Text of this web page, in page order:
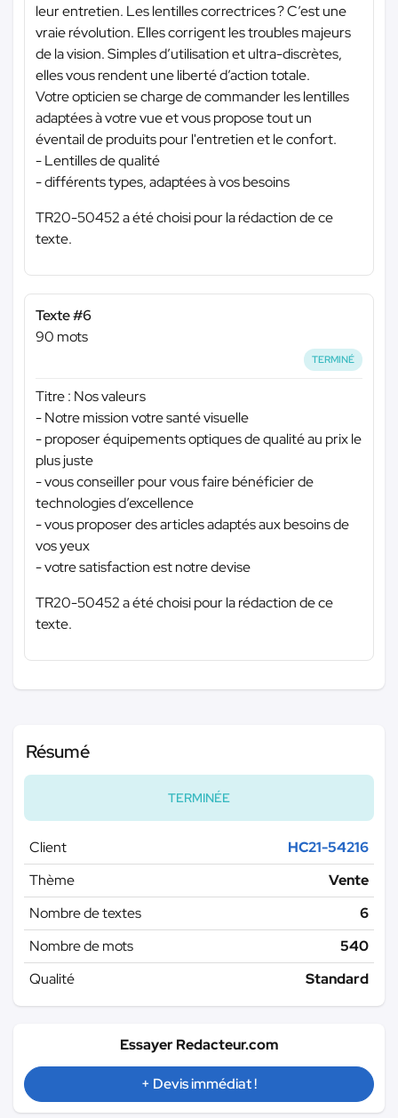
leur entretien. Les lentilles correctrices ? C’est une
vraie révolution. Elles corrigent les troubles majeurs
de la vision. Simples d’utilisation et ultra-discrètes,
elles vous rendent une liberté d’action totale.
Votre opticien se charge de commander les lentilles
adaptées à votre vue et vous propose tout un
éventail de produits pour l'entretien et le confort.
- Lentilles de qualité
- différents types, adaptées à vos besoins
TR20-50452 a été choisi pour la rédaction de ce
texte.
Texte #6
90 mots
TERMINÉ
Titre : Nos valeurs
- Notre mission votre santé visuelle
- proposer équipements optiques de qualité au prix le
plus juste
- vous conseiller pour vous faire bénéficier de
technologies d’excellence
- vous proposer des articles adaptés aux besoins de
vos yeux
- votre satisfaction est notre devise
TR20-50452 a été choisi pour la rédaction de ce
texte.
Résumé
TERMINÉE
Client
HC21-54216
Thème
Vente
Nombre de textes
6
Nombre de mots
540
Qualité
Standard
Essayer Redacteur.com
+ Devis immédiat !